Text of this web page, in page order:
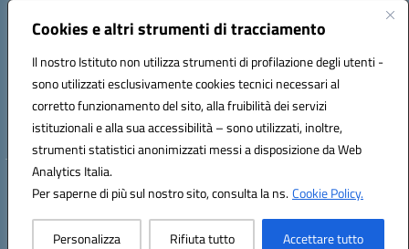
Cookies e altri strumenti di tracciamento
Il nostro Istituto non utilizza strumenti di profilazione degli utenti -
sono utilizzati esclusivamente cookies tecnici necessari al
corretto funzionamento del sito, alla fruibilità dei servizi
istituzionali e alla sua accessibilità – sono utilizzati, inoltre,
strumenti statistici anonimizzati messi a disposizione da Web
Analytics Italia.
Per saperne di più sul nostro sito, consulta la ns.Cookie Policy.
Personalizza Rifiuta tutto Accettare tutto
Centralino:
Posta elettronica certificata (PEC):peee052003@pec.istruzione.it
Codice fiscale: 80006490686
Codice meccanografico:peee052003
Codice Indice delle Pubbliche Amministrazioni (IPA): istsc_peee052003
Codice unico di fatturazione (CUF): UF01MF
Hosting & Powered by 3D Solution S.r.l.
Concept & Design by Designers Italia